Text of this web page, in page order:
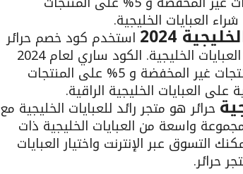
العبايات الخليجية.
2024 استخدم كود خصم حرائر
للحصول على تخفيضات حصرية على العبايات الخليجية. الكود ساري لعام 2024
ويمنحك خصمًا بنسبة 15% على المنتجات غير المخفضة و 5% على المنتجات
العبايات الخليجية الراقية.
حرائر هو متجر رائد للعبايات الخليجية مع
المتجر مجموعة واسعة من العبايات الخليجية ذات
التسوق عبر الإنترنت واختيار العبايات
حرائر.